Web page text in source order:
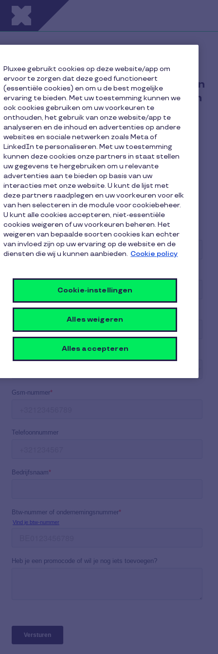
Overslaan en naar de inhoud gaan
persoonlijke offerte te ontvangen
Vul het formulier in zodat een van
onze experts je kan contacteren
binnen 48u.
Pluxee gebruikt cookies op deze website/app om
ervoor te zorgen dat deze goed functioneert
(essentiële cookies) en om u de best mogelijke
ervaring te bieden. Met uw toestemming kunnen we
ook cookies gebruiken om uw voorkeuren te
onthouden, het gebruik van onze website/app te
analyseren en de inhoud en advertenties op andere
websites en sociale netwerken zoals Meta of
LinkedIn te personaliseren. Met uw toestemming
kunnen deze cookies onze partners in staat stellen
uw gegevens te hergebruiken om u relevante
advertenties aan te bieden op basis van uw
interacties met onze website. U kunt de lijst met
deze partners raadplegen en uw voorkeuren voor elk
van hen selecteren in de module voor cookiebeheer.
U kunt alle cookies accepteren, niet-essentiële
cookies weigeren of uw voorkeuren beheren. Het
weigeren van bepaalde soorten cookies kan echter
van invloed zijn op uw ervaring op de website en de
diensten die wij u kunnen aanbieden. Cookie policy
Cookie-instellingen
Alles weigeren
Alles accepteren